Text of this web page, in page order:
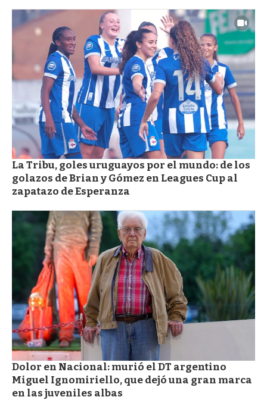
La Tribu, goles uruguayos por el mundo: de los
golazos de Brian y Gómez en Leagues Cup al
zapatazo de Esperanza
Dolor en Nacional: murió el DT argentino
Miguel Ignomiriello, que dejó una gran marca
en las juveniles albas